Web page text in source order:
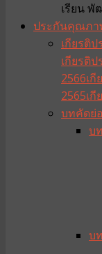
เรียน
ประกันคุณภา
เกียรติ
เกียรติ
2566เ
2565เ
บทคัดย่
บ
บ